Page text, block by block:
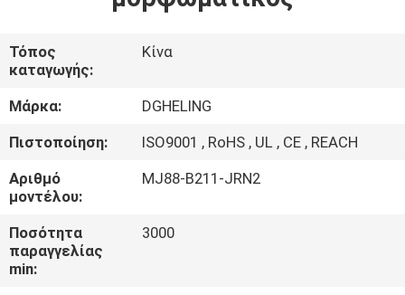
ΓΎΡΟΣ
ΕΡΓΟΣΤΑΣΊΩΝ
ΠΟΙΟΤΙΚΌΣ
ΈΛΕΓΧΟΣ
ΜΑΣ
Τόπος
καταγωγής:
Κίνα
Μάρκα:
DGHELING
Πιστοποίηση:
ISO9001 , RoHS , UL , CE , REACH
Αριθμό
μοντέλου:
MJ88-B211-JRN2
Ποσότητα
παραγγελίας
min:
3000